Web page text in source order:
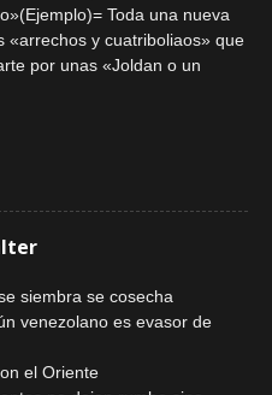
Toda una nueva
«arrechos y cuatriboliaos» que
por unas «Joldan o un
siembra se cosecha
venezolano es evasor de
el Oriente